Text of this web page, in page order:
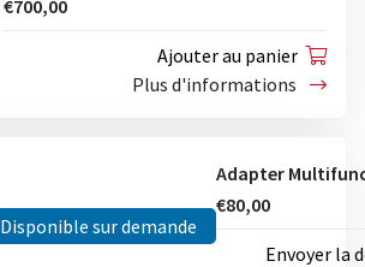
€700,00
Ajouter au panier
Plus d'informations
Disponible sur demande
€80,00
Envoyer la